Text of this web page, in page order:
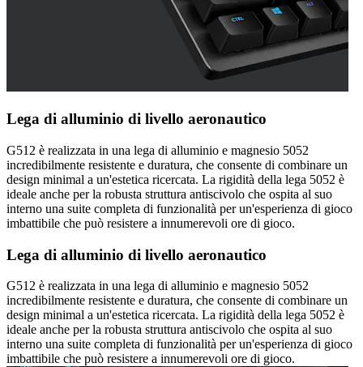
Lega di alluminio di livello aeronautico
G512 è realizzata in una lega di alluminio e magnesio 5052
incredibilmente resistente e duratura, che consente di combinare un
design minimal a un'estetica ricercata. La rigidità della lega 5052 è
ideale anche per la robusta struttura antiscivolo che ospita al suo
interno una suite completa di funzionalità per un'esperienza di gioco
imbattibile che può resistere a innumerevoli ore di gioco.
Lega di alluminio di livello aeronautico
G512 è realizzata in una lega di alluminio e magnesio 5052
incredibilmente resistente e duratura, che consente di combinare un
design minimal a un'estetica ricercata. La rigidità della lega 5052 è
ideale anche per la robusta struttura antiscivolo che ospita al suo
interno una suite completa di funzionalità per un'esperienza di gioco
imbattibile che può resistere a innumerevoli ore di gioco.